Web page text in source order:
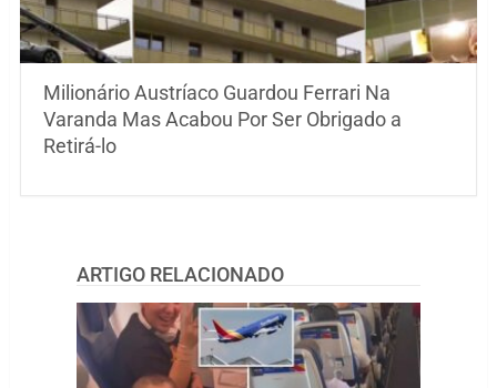
Milionário Austríaco Guardou Ferrari Na
Varanda Mas Acabou Por Ser Obrigado a
Retirá-lo
ARTIGO RELACIONADO